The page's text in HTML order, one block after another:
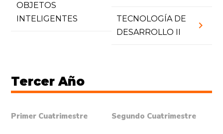
OBJETOS
INTELIGENTES
TECNOLOGÍA DE
DESARROLLO II
chevron_right
Tercer Año
Primer Cuatrimestre Segundo Cuatrimestre